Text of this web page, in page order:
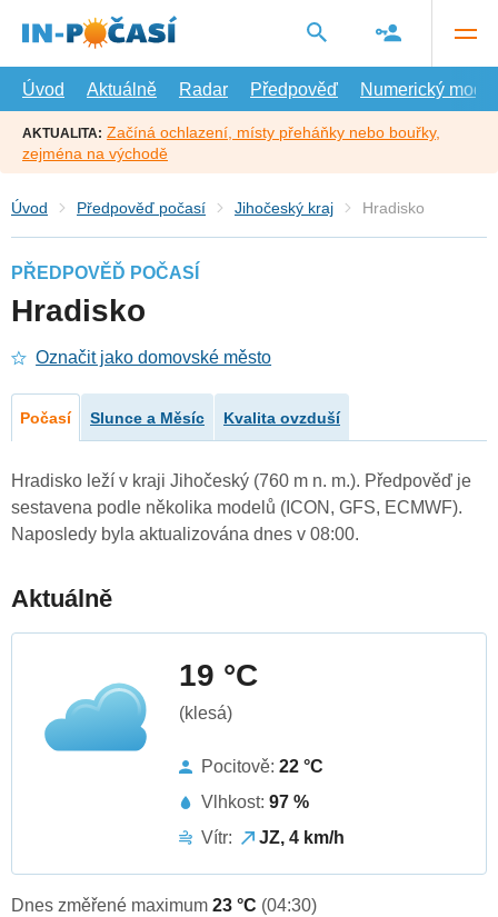
hlavní
Úvod
Aktuálně Radar Předpověď Numerický model
AKTUALITA: Začíná ochlazení, místy přeháňky nebo bouřky,
zejména na východě
Úvod Předpověď počasí Jihočeský kraj Hradisko
PŘEDPOVĚĎ POČASÍ
Hradisko
Označit jako domovské město
Počasí Slunce a Měsíc Kvalita ovzduší
Hradisko leží v kraji Jihočeský (760 m n. m.). Předpověď je
sestavena podle několika modelů (ICON, GFS, ECMWF).
Naposledy byla aktualizována dnes v 08:00.
Aktuálně
19 °C
(klesá)
Pocitově: 22 °C
Vlhkost: 97 %
Vítr:
JZ, 4 km/h
Dnes změřené maximum 23 °C (04:30)